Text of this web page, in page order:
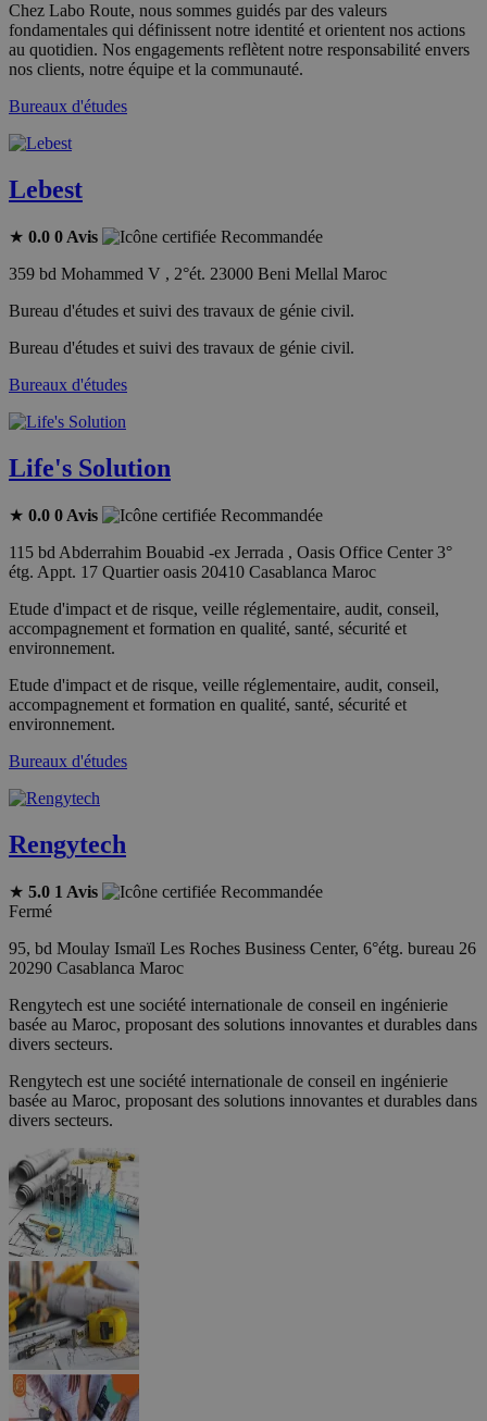
Chez Labo Route, nous sommes guidés par des valeurs
fondamentales qui définissent notre identité et orientent nos actions
au quotidien. Nos engagements reflètent notre responsabilité envers
nos clients, notre équipe et la communauté.
Bureaux d'études
Lebest
★ 0.0 0 Avis
Recommandée
359 bd Mohammed V , 2°ét. 23000 Beni Mellal Maroc
Bureau d'études et suivi des travaux de génie civil.
Bureau d'études et suivi des travaux de génie civil.
Bureaux d'études
Life's Solution
★ 0.0 0 Avis
Recommandée
115 bd Abderrahim Bouabid -ex Jerrada , Oasis Office Center 3°
étg. Appt. 17 Quartier oasis 20410 Casablanca Maroc
Etude d'impact et de risque, veille réglementaire, audit, conseil,
accompagnement et formation en qualité, santé, sécurité et
environnement.
Etude d'impact et de risque, veille réglementaire, audit, conseil,
accompagnement et formation en qualité, santé, sécurité et
environnement.
Bureaux d'études
Rengytech
★ 5.0 1 Avis
Recommandée
Fermé
95, bd Moulay Ismaïl Les Roches Business Center, 6°étg. bureau 26
20290 Casablanca Maroc
Rengytech est une société internationale de conseil en ingénierie
basée au Maroc, proposant des solutions innovantes et durables dans
divers secteurs.
Rengytech est une société internationale de conseil en ingénierie
basée au Maroc, proposant des solutions innovantes et durables dans
divers secteurs.